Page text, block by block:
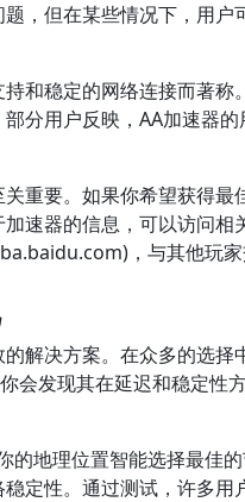
，但在某些情况下，用户
和稳定的网络连接而著称
分用户反映，AA加速器
重要。如果你希望获得最
速器的信息，可以访问相
，与其他玩家
解决方案。在众多的选择
会发现其在延迟和稳定性
地理位置智能选择最佳
定性。通过测试，许多用